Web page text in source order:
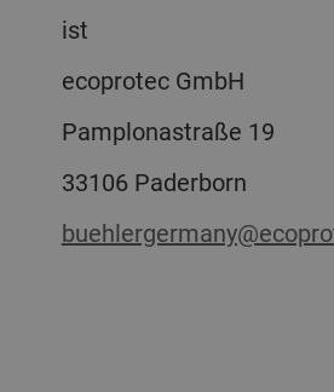
ist
ecoprotec GmbH
Pamplonastraße 19
33106 Paderborn